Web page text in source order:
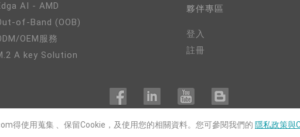
AI - AMD
of-Band (OOB)
OEM服務
A key Solution
夥伴專區
登入
註冊
得使用蒐集 、保留Cookie，及使用您的相關資料。您可參閱我們的 隱私政策與